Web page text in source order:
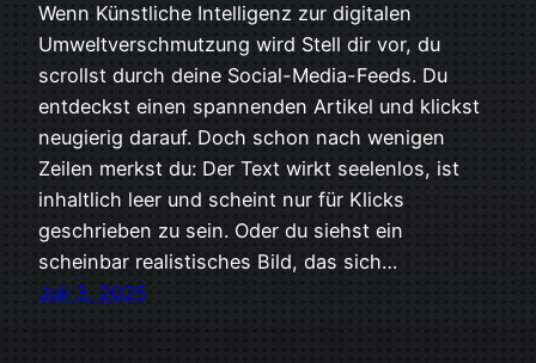
Wenn Künstliche Intelligenz zur digitalen
Umweltverschmutzung wird Stell dir vor, du
scrollst durch deine Social-Media-Feeds. Du
entdeckst einen spannenden Artikel und klickst
neugierig darauf. Doch schon nach wenigen
Zeilen merkst du: Der Text wirkt seelenlos, ist
inhaltlich leer und scheint nur für Klicks
geschrieben zu sein. Oder du siehst ein
scheinbar realistisches Bild, das sich…
Juli 3, 2025